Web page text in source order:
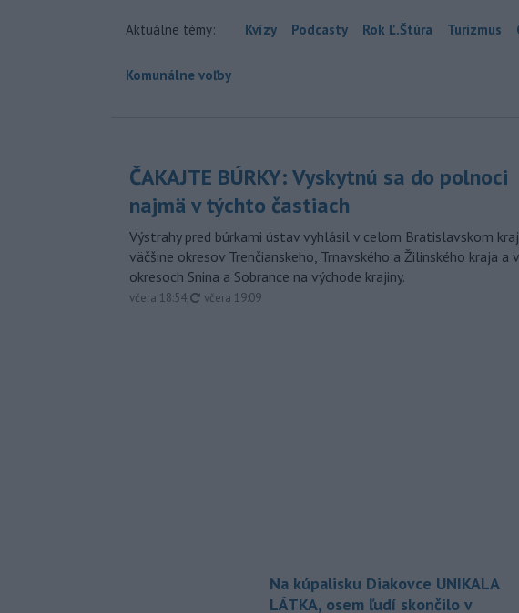
Aktuálne témy: Kvízy Podcasty Rok Ľ.Štúra Turizmus
Komunálne voľby
ČAKAJTE BÚRKY: Vyskytnú sa do polnoci
najmä v týchto častiach
Výstrahy pred búrkami ústav vyhlásil v celom Bratislavskom
väčšine okresov Trenčianskeho, Trnavského a Žilinského kraja a v
okresoch Snina a Sobrance na východe krajiny.
včera 18:54, aktualizované
včera 19:09
Na kúpalisku Diakovce UNIKALA
LÁTKA, osem ľudí skončilo v